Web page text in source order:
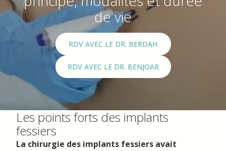
de vie
RDV AVEC LE DR. BERDAH
RDV AVEC LE DR. BENJOAR
Les points forts des implants
fessiers
La chirurgie des implants fessiers avait